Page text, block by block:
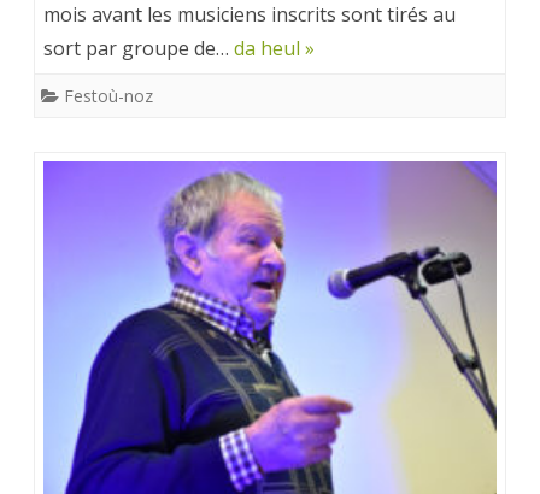
mois avant les musiciens inscrits sont tirés au
sort par groupe de… da heul »
Festoù-noz